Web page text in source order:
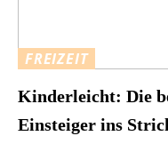
FREIZEIT
Kinderleicht: Die
Einsteiger ins